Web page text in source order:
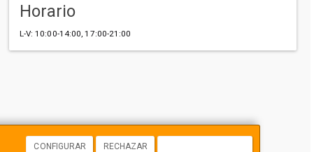
CONFIGURAR RECHAZAR
Horario
L-V: 10:00-14:00, 17:00-21:00